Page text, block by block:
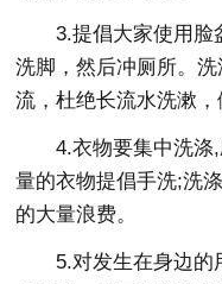
3.提倡大家使用脸
洗脚，然后冲厕所。
流，杜绝长流水洗漱，
4.衣物要集中洗涤
量的衣物提倡手洗;洗
的大量浪费。
5.对发生在身边的